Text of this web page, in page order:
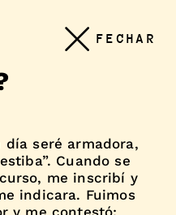
FECHAR
día seré armadora,
Cuando se
me inscribí y
indicara. Fuimos